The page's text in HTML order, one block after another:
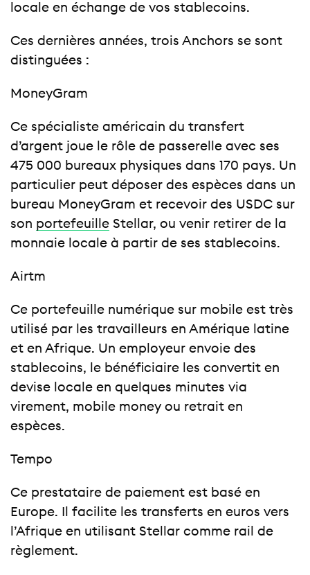
locale en échange de vos stablecoins.
Ces dernières années, trois Anchors se sont
distinguées :
MoneyGram
Ce spécialiste américain du transfert
d’argent joue le rôle de passerelle avec ses
475 000 bureaux physiques dans 170 pays. Un
particulier peut déposer des espèces dans un
bureau MoneyGram et recevoir des USDC sur
son portefeuille Stellar, ou venir retirer de la
monnaie locale à partir de ses stablecoins.
Airtm
Ce portefeuille numérique sur mobile est très
utilisé par les travailleurs en Amérique latine
et en Afrique. Un employeur envoie des
stablecoins, le bénéficiaire les convertit en
devise locale en quelques minutes via
virement, mobile money ou retrait en
espèces.
Tempo
Ce prestataire de paiement est basé en
Europe. Il facilite les transferts en euros vers
l’Afrique en utilisant Stellar comme rail de
règlement.